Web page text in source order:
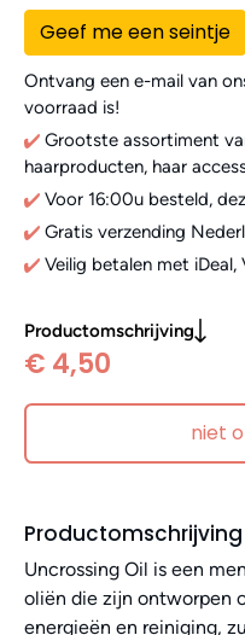
Geef me een seintje
Ontvang een e-mail van
voorraad is!
Grootste assortiment
haarproducten, haar
Voor 16:00u besteld,
Gratis verzending
Veilig betalen met iDeal,
Productomschrijving
€ 4,50
niet
Productomschrijving
Uncrossing Oil is een
oliën die zijn ontworpen
energieën en reiniging,